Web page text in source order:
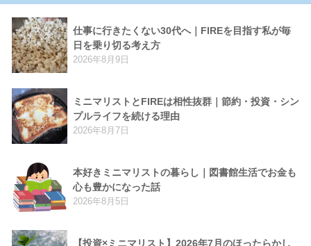
仕事に行きたくない30代へ｜FIREを目指す私が毎
日を乗り切る考え方
2026年8月9日
ミニマリストとFIREは相性抜群｜節約・投資・シン
プルライフを続ける理由
2026年8月7日
本好きミニマリストの暮らし｜図書館生活でお金も
心も豊かになった話
2026年8月5日
【投資×ミニマリスト】2026年7月のほったらかし